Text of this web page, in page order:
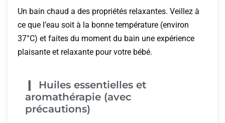
Un bain chaud a des propriétés relaxantes. Veillez à
ce que l’eau soit à la bonne température (environ
37°C) et faites du moment du bain une expérience
plaisante et relaxante pour votre bébé.
Huiles essentielles et
aromathérapie (avec
précautions)